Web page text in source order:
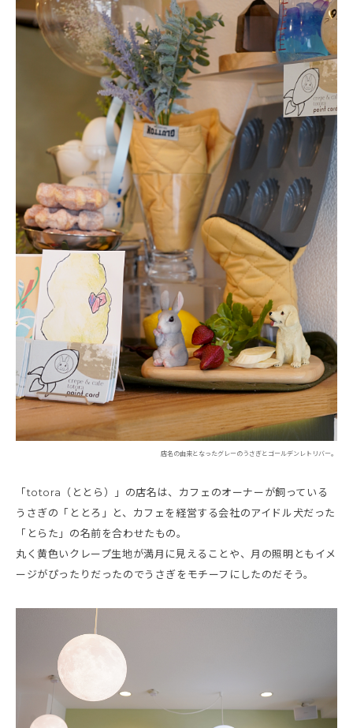
店名の由来となったグレーのうさぎとゴールデンレトリバー。
「totora（ととら）」の店名は、カフェのオーナーが飼っている
うさぎの「ととろ」と、カフェを経営する会社のアイドル犬だった
「とらた」の名前を合わせたもの。
丸く黄色いクレープ生地が満月に見えることや、月の照明ともイメ
ージがぴったりだったのでうさぎをモチーフにしたのだそう。